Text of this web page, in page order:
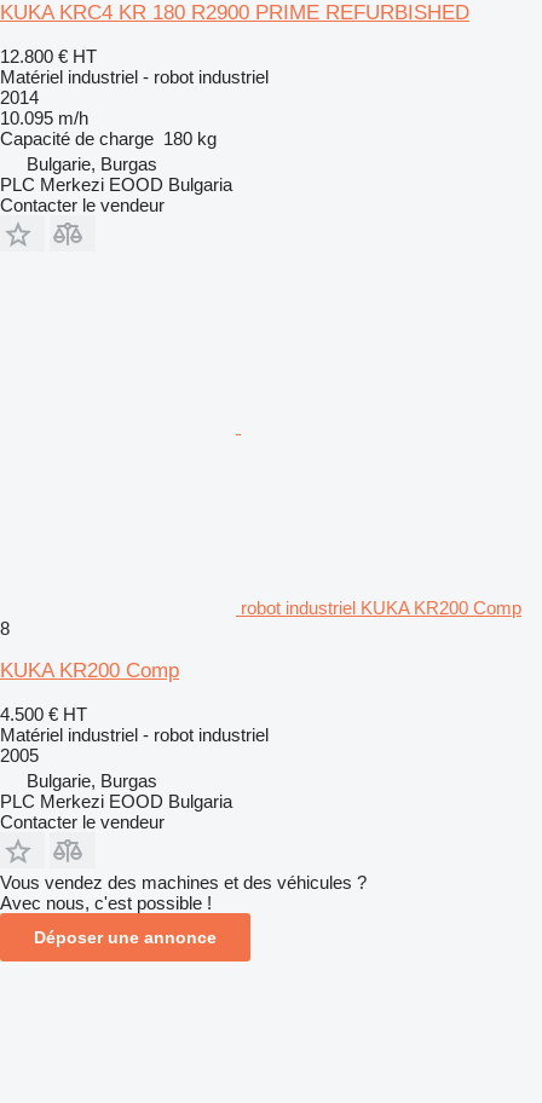
KUKA KRC4 KR 180 R2900 PRIME REFURBISHED
12.800 € HT
Matériel industriel - robot industriel
2014
10.095 m/h
Capacité de charge 180 kg
Bulgarie, Burgas
PLC Merkezi EOOD Bulgaria
Contacter le vendeur
robot industriel KUKA KR200 Comp
8
KUKA KR200 Comp
4.500 € HT
Matériel industriel - robot industriel
2005
Bulgarie, Burgas
PLC Merkezi EOOD Bulgaria
Contacter le vendeur
Vous vendez des machines et des véhicules ?
Avec nous, c'est possible !
Déposer une annonce